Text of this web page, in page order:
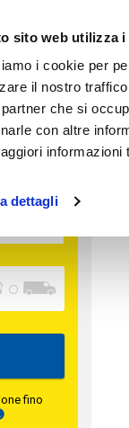
sito web utilizza i
i cookie per
il nostro
che si
con altre
dettagli
IL TUO
QUANDO VUOI
fino